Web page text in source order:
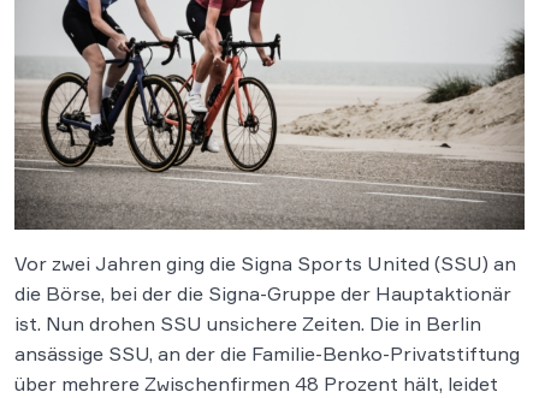
Vor zwei Jahren ging die Signa Sports United (SSU) an
die Börse, bei der die Signa-Gruppe der Hauptaktionär
ist. Nun drohen SSU unsichere Zeiten. Die in Berlin
ansässige SSU, an der die Familie-Benko-Privatstiftung
über mehrere Zwischenfirmen 48 Prozent hält, leidet